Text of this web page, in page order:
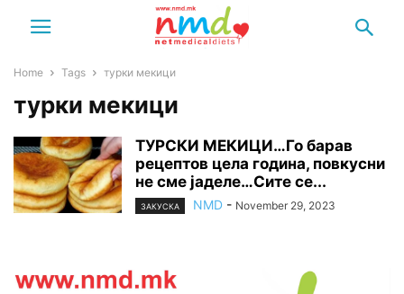
Home Tags турки мекици
турки мекици
ТУРСКИ МЕКИЦИ…Го барав
рецептов цела година, повкусни
не сме јаделе…Сите се...
ЗАКУСКА NMD - November 29, 2023